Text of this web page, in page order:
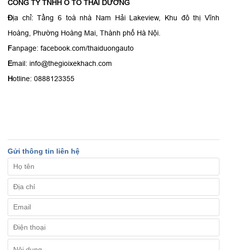
CÔNG TY TNHH Ô TÔ THÁI DƯƠNG
Địa chỉ: Tầng 6 toà nhà Nam Hải Lakeview, Khu đô thị Vĩnh
Hoàng, Phường Hoàng Mai, Thành phố Hà Nội.
Fanpage: facebook.com/thaiduongauto
Email: info@thegioixekhach.com
Hotline: 0888123355
Gửi thông tin liên hệ